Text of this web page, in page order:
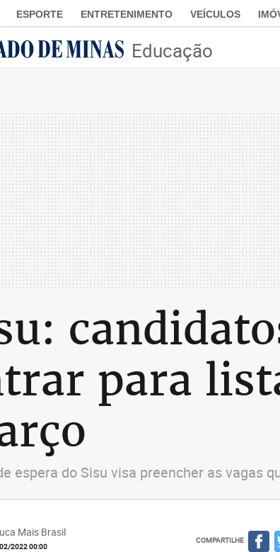
ESPORTE ENTRETENIMENTO VEÍCULOS
Educação
para
espera do Sisu visa preencher as vagas
Mais Brasil
2022 00:00
COMPARTILHE